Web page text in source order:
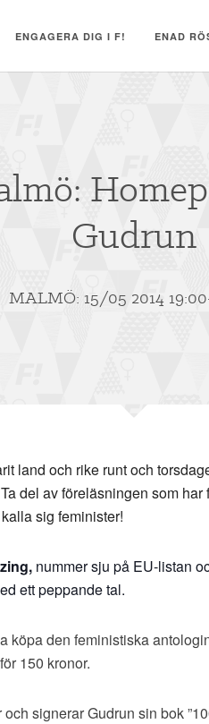
ENGAGERA DIG I F! ENAD
Gudrun
MALMÖ: 15/05 2014
land och rike runt och
del av föreläsningen som har
sig feminister!
nummer sju på EU-listan
ett peppande tal.
köpa den feministiska
150 kronor.
signerar Gudrun sin bok